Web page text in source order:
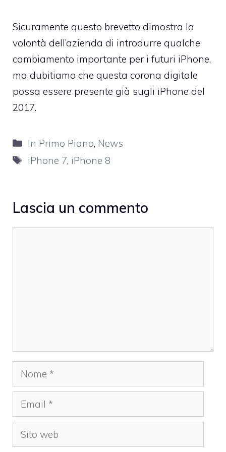
Sicuramente questo brevetto dimostra la
volontà dell’azienda di introdurre qualche
cambiamento importante per i futuri iPhone,
ma dubitiamo che questa corona digitale
possa essere presente già sugli iPhone del
2017.
Categorie
In Primo Piano, News
Tag
iPhone 7, iPhone 8
Lascia un commento
Nome
Email
Sito
web